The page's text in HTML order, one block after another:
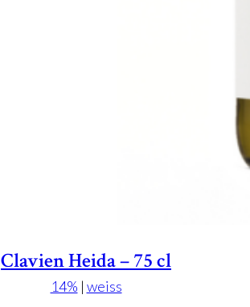
Clavien Heida – 75 cl
14% | weiss